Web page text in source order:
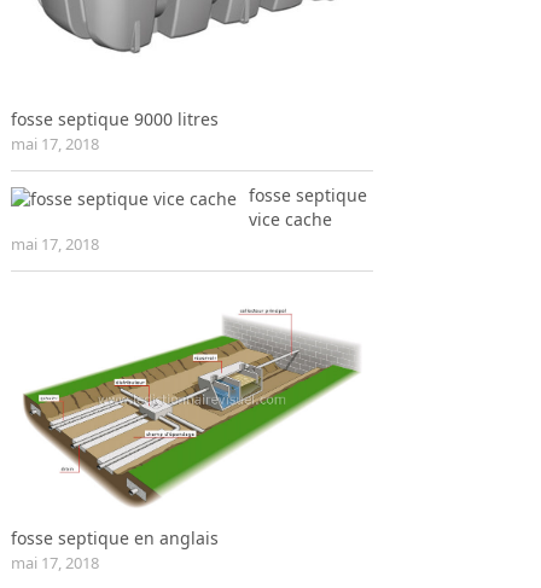
fosse septique 9000 litres
mai 17, 2018
fosse septique
vice cache
mai 17, 2018
fosse septique en anglais
mai 17, 2018